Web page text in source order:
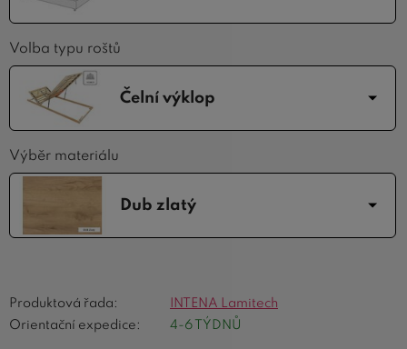
Volba typu roštů
Čelní výklop
Výběr materiálu
Dub zlatý
Produktová řada:
INTENA Lamitech
Orientační expedice:
4-6 TÝDNŮ